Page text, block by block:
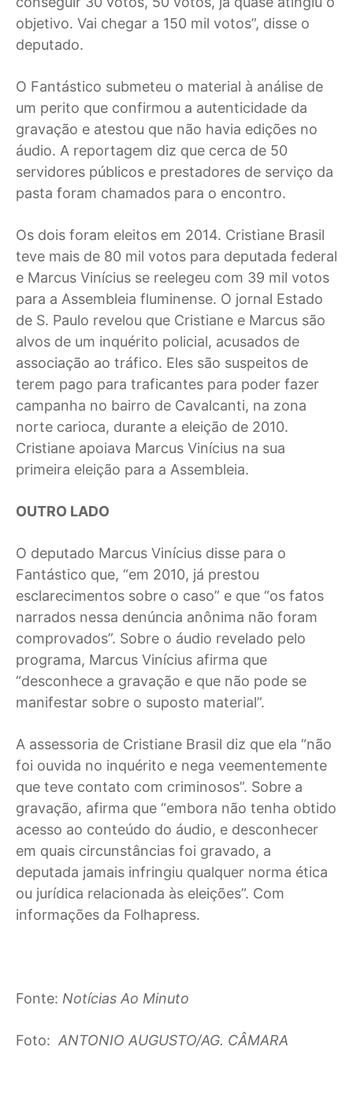
objetivo. Vai chegar a 150 mil votos”, disse o
deputado.
O Fantástico submeteu o material à análise de
um perito que confirmou a autenticidade da
gravação e atestou que não havia edições no
áudio. A reportagem diz que cerca de 50
servidores públicos e prestadores de serviço da
pasta foram chamados para o encontro.
Os dois foram eleitos em 2014. Cristiane Brasil
teve mais de 80 mil votos para deputada federal
e Marcus Vinícius se reelegeu com 39 mil votos
para a Assembleia fluminense. O jornal Estado
de S. Paulo revelou que Cristiane e Marcus são
alvos de um inquérito policial, acusados de
associação ao tráfico. Eles são suspeitos de
terem pago para traficantes para poder fazer
campanha no bairro de Cavalcanti, na zona
norte carioca, durante a eleição de 2010.
Cristiane apoiava Marcus Vinícius na sua
primeira eleição para a Assembleia.
OUTRO LADO
O deputado Marcus Vinícius disse para o
Fantástico que, “em 2010, já prestou
esclarecimentos sobre o caso” e que “os fatos
narrados nessa denúncia anônima não foram
comprovados”. Sobre o áudio revelado pelo
programa, Marcus Vinícius afirma que
“desconhece a gravação e que não pode se
manifestar sobre o suposto material”.
A assessoria de Cristiane Brasil diz que ela “não
foi ouvida no inquérito e nega veementemente
que teve contato com criminosos”. Sobre a
gravação, afirma que “embora não tenha obtido
acesso ao conteúdo do áudio, e desconhecer
em quais circunstâncias foi gravado, a
deputada jamais infringiu qualquer norma ética
ou jurídica relacionada às eleições”. Com
informações da Folhapress.
Fonte: Notícias Ao Minuto
Foto: ANTONIO AUGUSTO/AG. CÂMARA